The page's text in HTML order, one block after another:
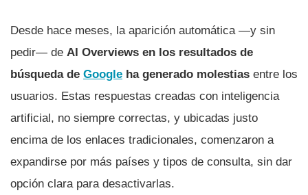
Desde hace meses, la aparición automática —y sin
pedir— de AI Overviews en los resultados de
búsqueda de Google ha generado molestias entre los
usuarios. Estas respuestas creadas con inteligencia
artificial, no siempre correctas, y ubicadas justo
encima de los enlaces tradicionales, comenzaron a
expandirse por más países y tipos de consulta, sin dar
opción clara para desactivarlas.